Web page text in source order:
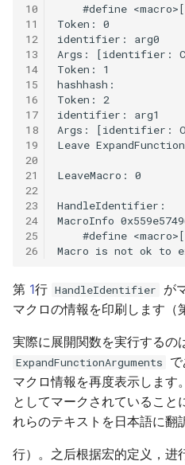
10
11
12
13
14
15
16
17
18
19
20
21
22
23
24
25
26
第 1行 HandleIdentifier
が
マクロの情報を印刷します（
実際に展開関数を実行するの
ExpandFunctionArguments
マクロ情報を再度表示します
としてマークされていること
れらのテキストを日本語に翻
行）。之后根据宏的定义，进